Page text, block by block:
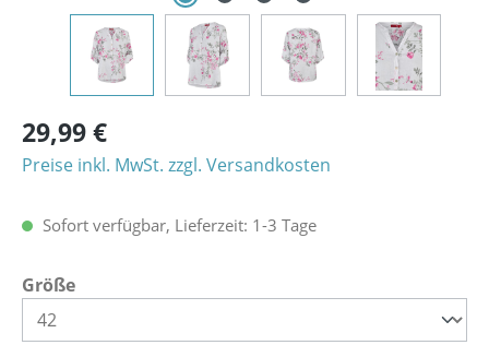
29,99 €
Preise inkl. MwSt. zzgl. Versandkosten
Sofort verfügbar, Lieferzeit: 1-3 Tage
Größeauswählen